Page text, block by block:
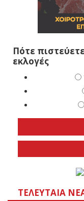
Πότε
εκλογές